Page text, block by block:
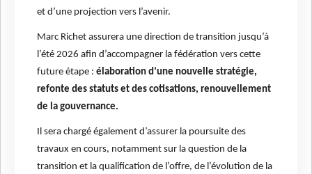
et d’une projection vers l’avenir.
Marc Richet assurera une direction de transition jusqu’à
l’été 2026 afin d’accompagner la fédération vers cette
future étape : élaboration d’une nouvelle stratégie,
refonte des statuts et des cotisations, renouvellement
de la gouvernance.
Il sera chargé également d’assurer la poursuite des
travaux en cours, notamment sur la question de la
transition et la qualification de l’offre, de l’évolution de la